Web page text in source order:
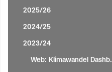
2025/26
2024/25
2023/24
Web: Klimawandel Dashb.